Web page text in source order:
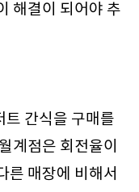
해결이 되어야 추
트 간식을 구매를
계점은 회전율이
른 매장에 비해서